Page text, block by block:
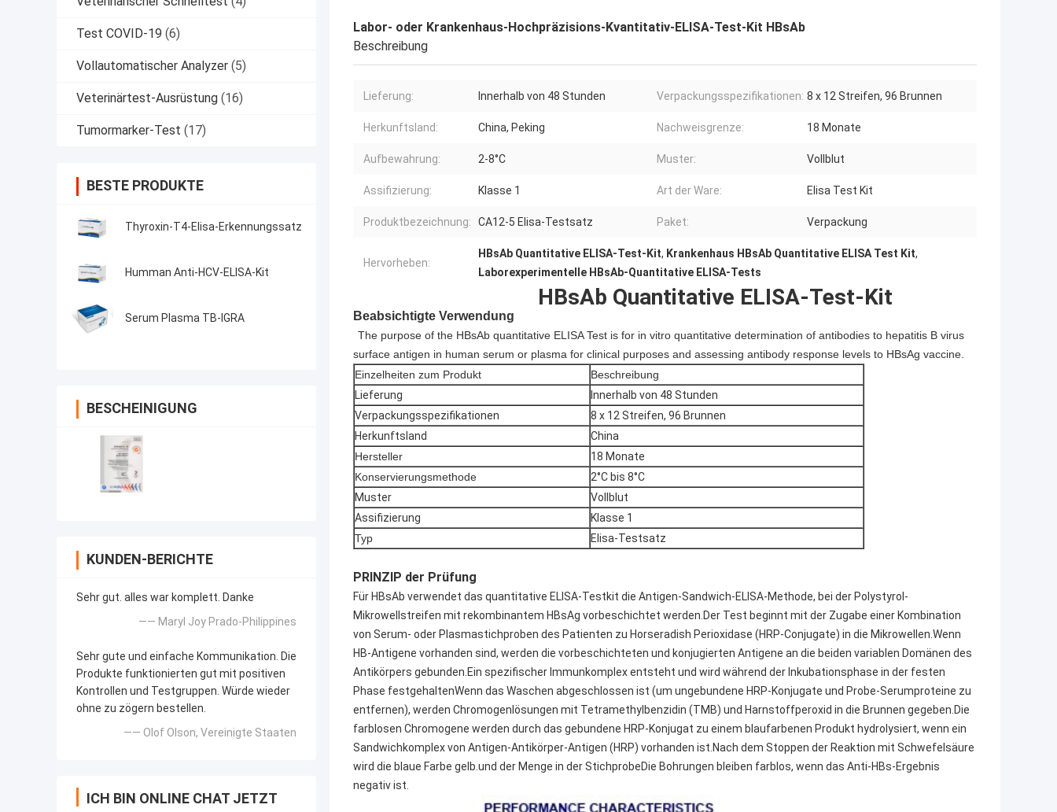
Test COVID-19 (6)
Vollautomatischer Analyzer (5)
Veterinärtest-Ausrüstung (16)
Tumormarker-Test (17)
BESTE PRODUKTE
Thyroxin-T4-Elisa-Erkennungssatz
Humman Anti-HCV-ELISA-Kit
Serum Plasma TB-IGRA
BESCHEINIGUNG
KUNDEN-BERICHTE
Sehr gut. alles war komplett. Danke
—— Maryl Joy Prado-Philippines
Sehr gute und einfache Kommunikation. Die
Produkte funktionierten gut mit positiven
Kontrollen und Testgruppen. Würde wieder
ohne zu zögern bestellen.
—— Olof Olson, Vereinigte Staaten
ICH BIN ONLINE CHAT JETZT
Labor- oder Krankenhaus-Hochpräzisions-Kvantitativ-ELISA-Test-Kit HBsAb
Beschreibung
Lieferung: Innerhalb von 48 Stunden Verpackungsspezifikationen: 8 x 12 Streifen, 96 Brunnen
Herkunftsland: China, Peking Nachweisgrenze: 18 Monate
Aufbewahrung: 2-8°C Muster: Vollblut
Assifizierung: Klasse 1 Art der Ware: Elisa Test Kit
Produktbezeichnung: CA12-5 Elisa-Testsatz Paket: Verpackung
Hervorheben:
HBsAb Quantitative ELISA-Test-Kit, Krankenhaus HBsAb Quantitative ELISA Test Kit,
Laborexperimentelle HBsAb-Quantitative ELISA-Tests
HBsAb Quantitative ELISA-Test-Kit
Beabsichtigte Verwendung
The purpose of the HBsAb quantitative ELISA Test is for in vitro quantitative determination of antibodies to hepatitis B virus
surface antigen in human serum or plasma for clinical purposes and assessing antibody response levels to HBsAg vaccine.
Einzelheiten zum Produkt
Beschreibung
Lieferung
Innerhalb von 48 Stunden
Verpackungsspezifikationen
8 x 12 Streifen, 96 Brunnen
Herkunftsland
China
Hersteller
18 Monate
Konservierungsmethode
2°C bis 8°C
Muster
Vollblut
Assifizierung
Klasse 1
Typ
Elisa-Testsatz
PRINZIP der Prüfung
Für HBsAb verwendet das quantitative ELISA-Testkit die Antigen-Sandwich-ELISA-Methode, bei der Polystyrol-
Mikrowellstreifen mit rekombinantem HBsAg vorbeschichtet werden.Der Test beginnt mit der Zugabe einer Kombination
von Serum- oder Plasmastichproben des Patienten zu Horseradish Perioxidase (HRP-Conjugate) in die Mikrowellen.Wenn
HB-Antigene vorhanden sind, werden die vorbeschichteten und konjugierten Antigene an die beiden variablen Domänen des
Antikörpers gebunden.Ein spezifischer Immunkomplex entsteht und wird während der Inkubationsphase in der festen
Phase festgehaltenWenn das Waschen abgeschlossen ist (um ungebundene HRP-Konjugate und Probe-Serumproteine zu
entfernen), werden Chromogenlösungen mit Tetramethylbenzidin (TMB) und Harnstoffperoxid in die Brunnen gegeben.Die
farblosen Chromogene werden durch das gebundene HRP-Konjugat zu einem blaufarbenen Produkt hydrolysiert, wenn ein
Sandwichkomplex von Antigen-Antikörper-Antigen (HRP) vorhanden ist.Nach dem Stoppen der Reaktion mit Schwefelsäure
wird die blaue Farbe gelb.und der Menge in der StichprobeDie Bohrungen bleiben farblos, wenn das Anti-HBs-Ergebnis
negativ ist.